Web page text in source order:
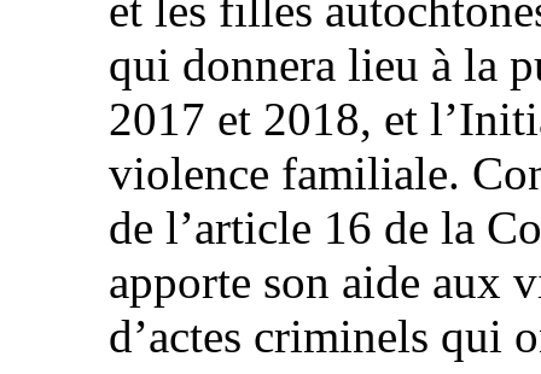
et les filles
qui donnera lieu à la
2017 et 2018, et
violence familiale.
de l’article 16 de la
apporte son aide aux
d’actes criminels qui